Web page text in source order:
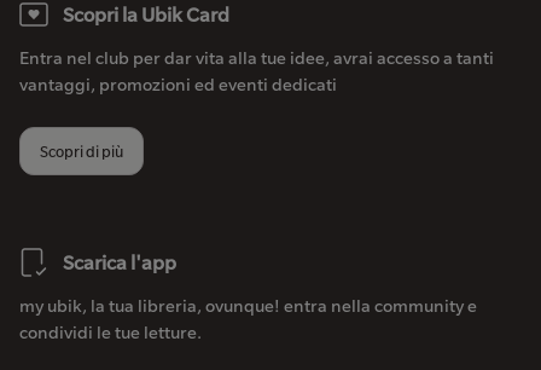
Scopri la Ubik Card
Entra nel club per dar vita alla tue idee, avrai accesso a tanti
vantaggi, promozioni ed eventi dedicati
Scopri di più
Scarica l'app
my ubik, la tua libreria, ovunque! entra nella community e
condividi le tue letture.